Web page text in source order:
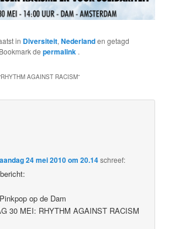
in Diversiteit,Nederlanden getagd
depermalink .
RHYTHM AGAINST RACISM”
24 mei 2010 om 20.14schreef:
op de Dam
30 MEI: RHYTHM AGAINST RACISM